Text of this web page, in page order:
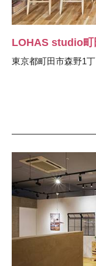
LOHAS studio町
東京都町田市森野1